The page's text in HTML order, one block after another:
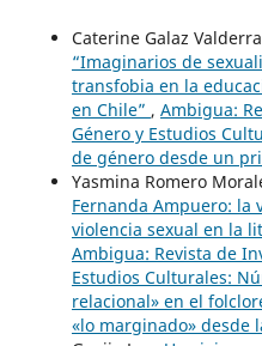
Caterine Galaz
“Imaginarios de
transfobia en la
en Chile” , Ambigua:
Género y Estudios
de género desde un
Yasmina Romero
Fernanda Ampuero: la
violencia sexual en la
Ambigua: Revista de
Estudios Culturales:
relacional» en el
«lo marginado» desde